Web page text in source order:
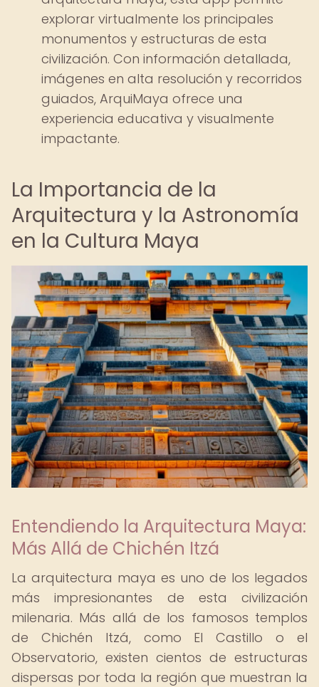
explorar virtualmente los principales
monumentos y estructuras de esta
civilización. Con información detallada,
imágenes en alta resolución y recorridos
guiados, ArquiMaya ofrece una
experiencia educativa y visualmente
impactante.
La Importancia de la
Arquitectura y la Astronomía
en la Cultura Maya
Entendiendo la Arquitectura Maya:
Más Allá de Chichén Itzá
La arquitectura maya es uno de los legados
más impresionantes de esta civilización
milenaria. Más allá de los famosos templos
de Chichén Itzá, como El Castillo o el
Observatorio, existen cientos de estructuras
dispersas por toda la región que muestran la